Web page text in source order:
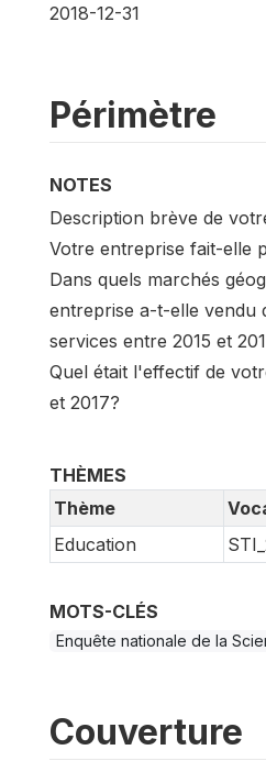
2018-12-31
Périmètre
NOTES
Description brève de
Votre entreprise fait-elle
Dans quels marchés
entreprise a-t-elle vendu
services entre 2015 et
Quel était l'effectif de
et 2017?
THÈMES
Thème
Education
MOTS-CLÉS
Enquête nationale de la
Couverture